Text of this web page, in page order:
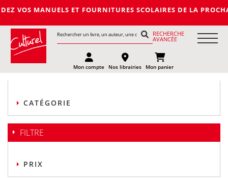
MANUELS ET FOURNITURES SCOLAIRES DE LA
RECHERCHE
AVANCÉE
Mon compte Nos librairies Mon panier
CATÉGORIE
FILTRE
PRIX